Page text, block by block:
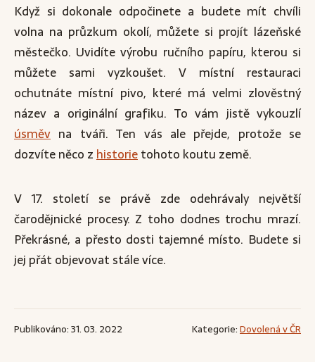
Když si dokonale odpočinete a budete mít chvíli
volna na průzkum okolí, můžete si projít lázeňské
městečko. Uvidíte výrobu ručního papíru, kterou si
můžete sami vyzkoušet. V místní restauraci
ochutnáte místní pivo, které má velmi zlověstný
název a originální grafiku. To vám jistě vykouzlí
úsměv na tváři. Ten vás ale přejde, protože se
dozvíte něco zhistorietohoto koutu země.
V 17. století se právě zde odehrávaly největší
čarodějnické procesy. Z toho dodnes trochu mrazí.
Překrásné, a přesto dosti tajemné místo. Budete si
jej přát objevovat stále více.
Publikováno: 31. 03. 2022 Kategorie:Dovolená v ČR